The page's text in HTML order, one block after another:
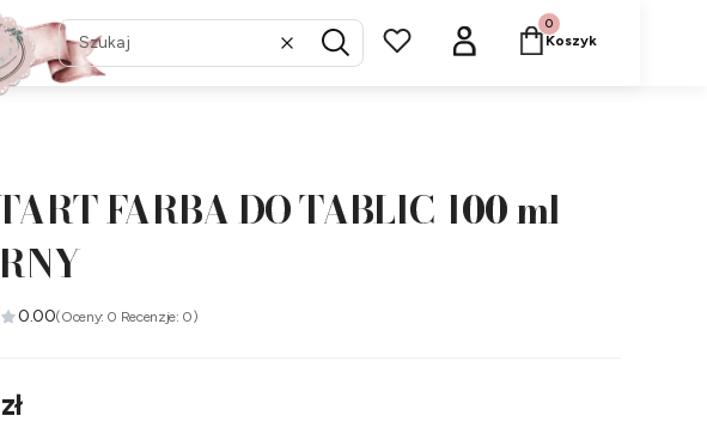
WyczyśćSzukaj
Produkty w koszyku:
Koszyk
FARBA DO TABLIC 100 ml
0.00(Oceny: 0 Recenzje: 0)